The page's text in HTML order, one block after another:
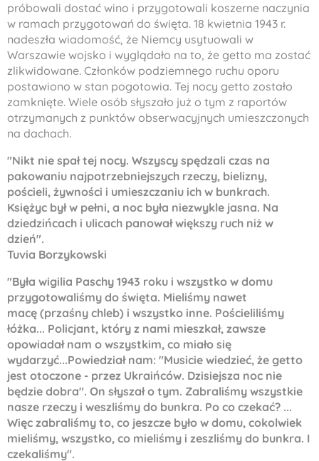
próbowali dostać wino i przygotowali koszerne naczynia
w ramach przygotowań do święta. 18 kwietnia 1943 r.
nadeszła wiadomość, że Niemcy usytuowali w
Warszawie wojsko i wyglądało na to, że getto ma zostać
zlikwidowane. Członków podziemnego ruchu oporu
postawiono w stan pogotowia. Tej nocy getto zostało
zamknięte. Wiele osób słyszało już o tym z raportów
otrzymanych z punktów obserwacyjnych umieszczonych
na dachach.
"Nikt nie spałtej nocy. Wszyscy spędzali czas na
pakowaniu najpotrzebniejszych rzeczy, bielizny,
pościeli, żywności i umieszczaniu ich w bunkrach.
Księżyc byłw pełni, a noc była niezwykle jasna. Na
dziedzińcach i ulicach panowałwiększy ruch niż w
dzień".
Tuvia Borzykowski
"Była wigilia Paschy 1943 roku i wszystko w domu
przygotowaliśmy do święta. Mieliśmy nawet
macę (przaśny chleb) i wszystko inne. Pościeliliśmy
łóżka... Policjant, który z nami mieszkał, zawsze
opowiadałnam o wszystkim, co miało się
wydarzyć...Powiedziałnam: "Musicie wiedzieć, że getto
jest otoczone - przez Ukraińców. Dzisiejsza noc nie
będzie dobra". On słyszało tym. Zabraliśmy wszystkie
nasze rzeczy i weszliśmy do bunkra. Po co czekać? ...
Więc zabraliśmy to, co jeszcze było w domu, cokolwiek
mieliśmy, wszystko, co mieliśmy i zeszliśmy do bunkra. I
czekaliśmy".